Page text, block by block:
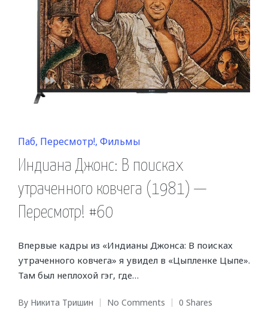
Posted
in
Паб Пересмотр! Фильмы
Индиана Джонс: В поисках
утраченного ковчега (1981) —
Пересмотр! #60
Впервые кадры из «Индианы Джонса: В поисках
утраченного ковчега» я увидел в «Цыпленке Цыпе».
Там был неплохой гэг, где…
Posted
By Никита Тришин No Comments 0 Shares